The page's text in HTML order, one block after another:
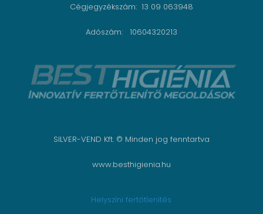
Cégjegyzékszám: 13 09 063948
Adószám: 10604320213
SILVER-VEND Kft. © Minden jog fenntartva
www.besthigienia.hu
Helyszíni fertőtlenítés